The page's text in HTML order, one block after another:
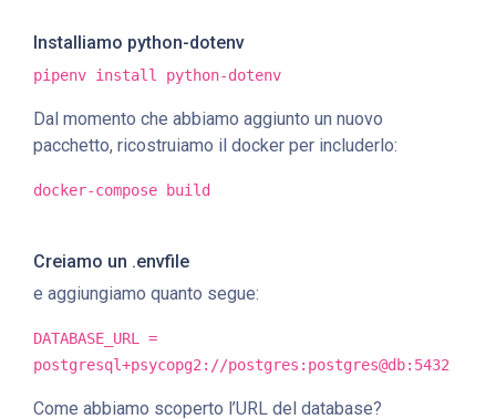
Installiamo python-dotenv
pipenv install python-dotenv
Dal momento che abbiamo aggiunto un nuovo
pacchetto, ricostruiamo il docker per includerlo:
docker-compose build
Creiamo un .envfile
e aggiungiamo quanto segue:
DATABASE_URL =
postgresql+psycopg2://postgres:postgres@db:5432
Come abbiamo scoperto l’URL del database?